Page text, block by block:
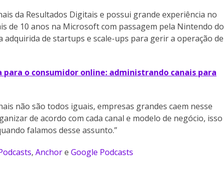
da Resultados Digitais e possui grande experiência no
de 10 anos na Microsoft com passagem pela Nintendo do
adquirida de startups e scale-ups para gerir a operação de
para o consumidor online: administrando canais para
não são todos iguais, empresas grandes caem nesse
de acordo com cada canal e modelo de negócio, isso
falamos desse assunto.”
, Anchore Google Podcasts